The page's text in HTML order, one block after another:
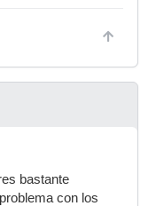
bastante
con los